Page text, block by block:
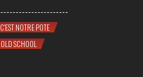
C'EST NOTRE POTE
OLD SCHOOL